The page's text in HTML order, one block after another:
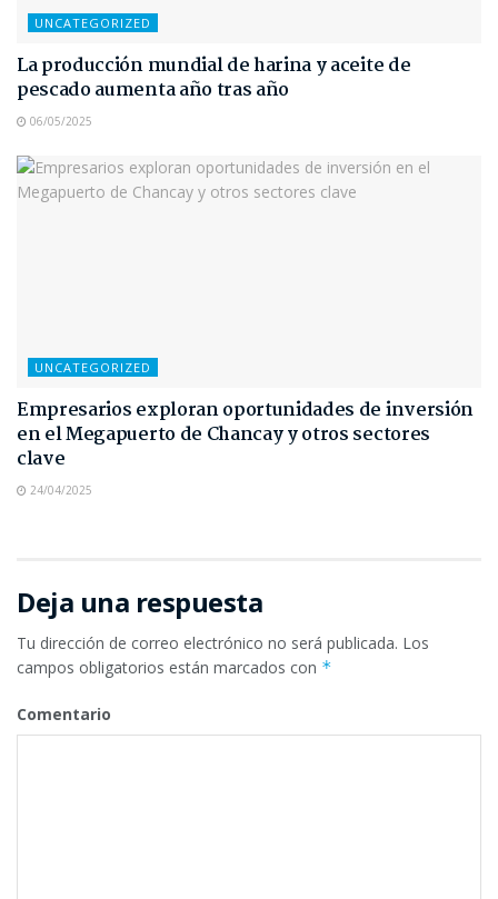
UNCATEGORIZED
La producción mundial de harina y aceite de
pescado aumenta año tras año
06/05/2025
UNCATEGORIZED
Empresarios exploran oportunidades de inversión
en el Megapuerto de Chancay y otros sectores
clave
24/04/2025
Deja una respuesta
Tu dirección de correo electrónico no será publicada. Los
campos obligatorios están marcados con *
Comentario